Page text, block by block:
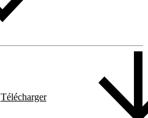
Télécharger